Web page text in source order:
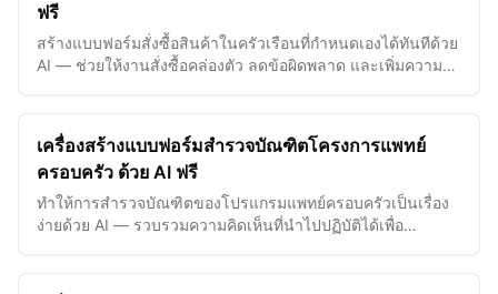
ฟรี
สร้างแบบฟอร์มสั่งซื้อสินค้าในครัวเรือนที่กำหนดเองได้ทันทีด้วย
AI — ช่วยให้งานสั่งซื้อคล่องตัว ลดข้อผิดพลาด และเพิ่มความพึง
เครื่องสร้างแบบฟอร์มสำรวจบัณฑิตโครงการแพทย์
ครอบครัว ด้วย AI ฟรี
ทำให้การสำรวจบัณฑิตของโปรแกรมแพทย์ครอบครัวเป็นเรื่อง
ง่ายด้วย AI — รวบรวมความคิดเห็นที่นำไปปฏิบัติได้เพื่อ